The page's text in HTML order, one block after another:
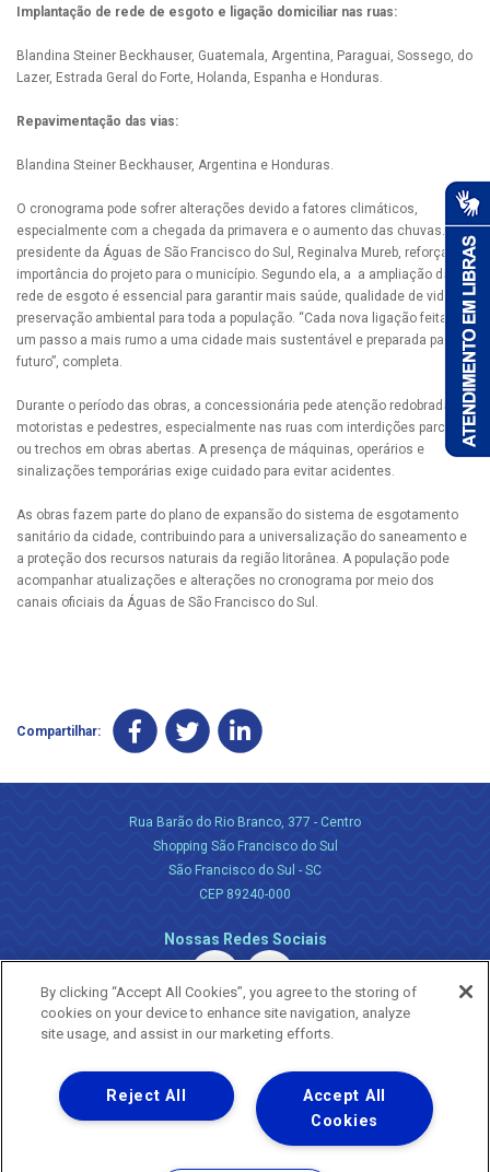
Implantação de rede de esgoto e ligação domiciliar nas ruas:
Blandina Steiner Beckhauser, Guatemala, Argentina, Paraguai, Sossego, do
Lazer, Estrada Geral do Forte, Holanda, Espanha e Honduras.
Repavimentação das vias:
Blandina Steiner Beckhauser, Argentina e Honduras.
O cronograma pode sofrer alterações devido a fatores climáticos,
especialmente com a chegada da primavera e o aumento das chuvas. A
presidente da Águas de São Francisco do Sul, Reginalva Mureb, reforça a
importância do projeto para o município. Segundo ela, a a ampliação da
rede de esgoto é essencial para garantir mais saúde, qualidade de vida e
preservação ambiental para toda a população. “Cada nova ligação feita é
um passo a mais rumo a uma cidade mais sustentável e preparada para o
futuro”, completa.
Durante o período das obras, a concessionária pede atenção redobrada de
motoristas e pedestres, especialmente nas ruas com interdições parciais
ou trechos em obras abertas. A presença de máquinas, operários e
sinalizações temporárias exige cuidado para evitar acidentes.
As obras fazem parte do plano de expansão do sistema de esgotamento
sanitário da cidade, contribuindo para a universalização do saneamento e
a proteção dos recursos naturais da região litorânea. A população pode
acompanhar atualizações e alterações no cronograma por meio dos
canais oficiais da Águas de São Francisco do Sul.
Compartilhar:
Rua Barão do Rio Branco, 377 - Centro
Shopping São Francisco do Sul
São Francisco do Sul - SC
CEP 89240-000
Nossas Redes Sociais
Uma empresa
Copyright ® 2026 - Todos os Direitos Reservados.
Nossa natureza movimenta a vida
By clicking “Accept All Cookies”, you agree to the storing of
cookies on your device to enhance site navigation, analyze
site usage, and assist in our marketing efforts.
Accept All
Cookies
Reject All